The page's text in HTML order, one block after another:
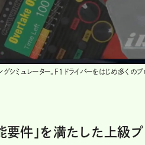
ミュレーター。F1ドライバーをはじめ多くの
要件」を満たした上級